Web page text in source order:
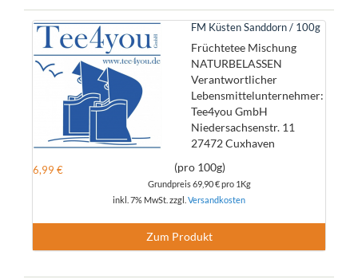
FM Küsten Sanddorn / 100g
Früchtetee Mischung
NATURBELASSEN
Verantwortlicher
Lebensmittelunternehmer:
Tee4you GmbH
Niedersachsenstr. 11
27472 Cuxhaven
6,99 € (pro 100g)
Grundpreis69,90 €pro 1Kg
inkl. 7% MwSt. zzgl. Versandkosten
Zum Produkt